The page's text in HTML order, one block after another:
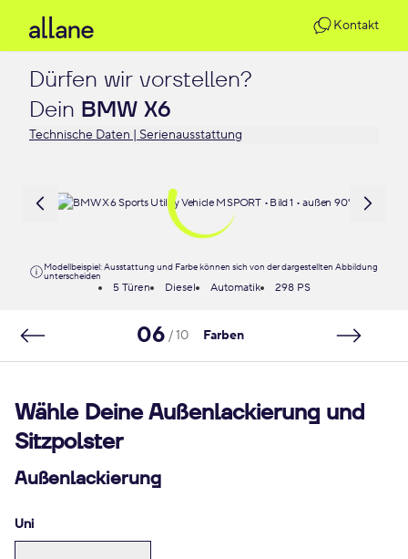
Kontakt
Dürfen wir vorstellen?
Dein BMW X6
Technische Daten | Serienausstattung
Modellbeispiel: Ausstattung und Farbe können sich von der dargestellten Abbildung
unterscheiden
5 Türen Diesel Automatik 298 PS
06 / 10 Farben
Wähle Deine Außenlackierung und
Sitzpolster
Außenlackierung
Uni